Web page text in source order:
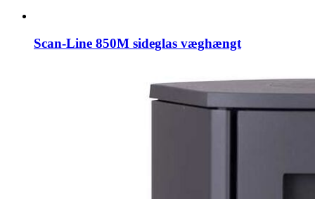
Scan-Line 850M sideglas væghængt